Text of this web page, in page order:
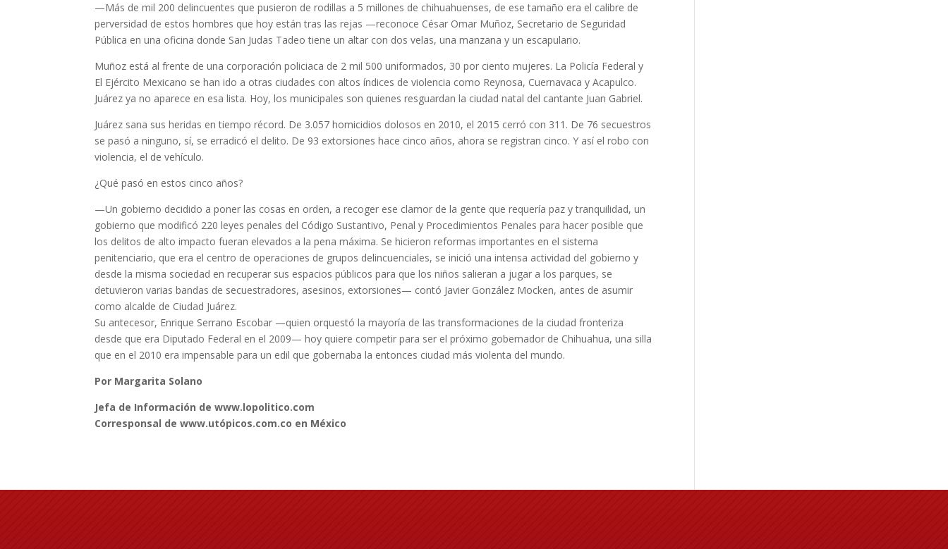
—Más de mil 200 delincuentes que pusieron de rodillas a 5 millones de chihuahuenses, de ese tamaño era el calibre de
perversidad de estos hombres que hoy están tras las rejas —reconoce César Omar Muñoz, Secretario de Seguridad
Pública en una oficina donde San Judas Tadeo tiene un altar con dos velas, una manzana y un escapulario.
Muñoz está al frente de una corporación policiaca de 2 mil 500 uniformados, 30 por ciento mujeres. La Policía Federal y
El Ejército Mexicano se han ido a otras ciudades con altos índices de violencia como Reynosa, Cuernavaca y Acapulco.
Juárez ya no aparece en esa lista. Hoy, los municipales son quienes resguardan la ciudad natal del cantante Juan Gabriel.
Juárez sana sus heridas en tiempo récord. De 3.057 homicidios dolosos en 2010, el 2015 cerró con 311. De 76 secuestros
se pasó a ninguno, sí, se erradicó el delito. De 93 extorsiones hace cinco años, ahora se registran cinco. Y así el robo con
violencia, el de vehículo.
¿Qué pasó en estos cinco años?
—Un gobierno decidido a poner las cosas en orden, a recoger ese clamor de la gente que requería paz y tranquilidad, un
gobierno que modificó 220 leyes penales del Código Sustantivo, Penal y Procedimientos Penales para hacer posible que
los delitos de alto impacto fueran elevados a la pena máxima. Se hicieron reformas importantes en el sistema
penitenciario, que era el centro de operaciones de grupos delincuenciales, se inició una intensa actividad del gobierno y
desde la misma sociedad en recuperar sus espacios públicos para que los niños salieran a jugar a los parques, se
detuvieron varias bandas de secuestradores, asesinos, extorsiones— contó Javier González Mocken, antes de asumir
como alcalde de Ciudad Juárez.
Su antecesor, Enrique Serrano Escobar —quien orquestó la mayoría de las transformaciones de la ciudad fronteriza
desde que era Diputado Federal en el 2009— hoy quiere competir para ser el próximo gobernador de Chihuahua, una silla
que en el 2010 era impensable para un edil que gobernaba la entonces ciudad más violenta del mundo.
Por Margarita Solano
Jefa de Información de www.lopolitico.com
Corresponsal de www.utópicos.com.co en México